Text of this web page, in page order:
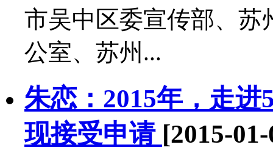
市吴中区委宣传部、苏
公室、苏州...
朱恋：2015年，走
现接受申请 [2015-